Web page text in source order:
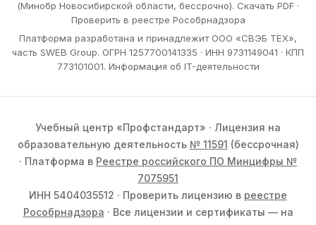
(Минобр Новосибирской области, бессрочно). Скачать PDF ·
Проверить в реестре Рособрнадзора
Платформа разработана и принадлежит ООО «СВЭБ ТЕХ»,
часть SWEB Group. ОГРН 1257700141335 · ИНН 9731149041 · КПП
773101001. Информация об IT-деятельности
Учебный центр «Профстандарт» · Лицензия на
образовательную деятельность № 11591 (бессрочная)
· Платформа в Реестре российского ПО Минцифры №
7075951
ИНН 5404035512 · Проверить лицензию в реестре
Рособрнадзора · Все лицензии и сертификаты — на